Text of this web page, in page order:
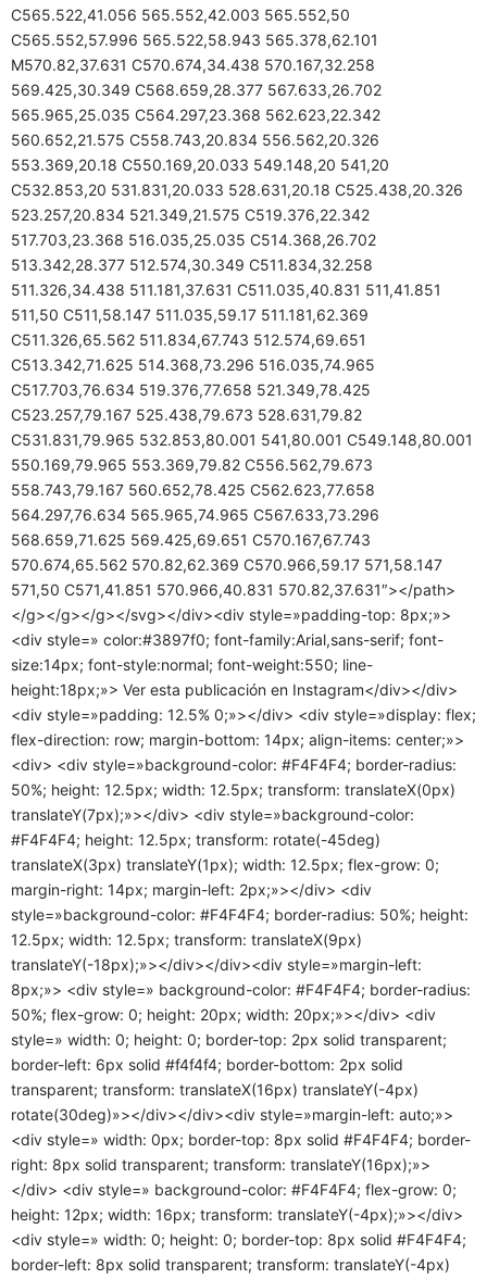
C565.522,41.056 565.552,42.003 565.552,50
C565.552,57.996 565.522,58.943 565.378,62.101
M570.82,37.631 C570.674,34.438 570.167,32.258
569.425,30.349 C568.659,28.377 567.633,26.702
565.965,25.035 C564.297,23.368 562.623,22.342
560.652,21.575 C558.743,20.834 556.562,20.326
553.369,20.18 C550.169,20.033 549.148,20 541,20
C532.853,20 531.831,20.033 528.631,20.18 C525.438,20.326
523.257,20.834 521.349,21.575 C519.376,22.342
517.703,23.368 516.035,25.035 C514.368,26.702
513.342,28.377 512.574,30.349 C511.834,32.258
511.326,34.438 511.181,37.631 C511.035,40.831 511,41.851
511,50 C511,58.147 511.035,59.17 511.181,62.369
C511.326,65.562 511.834,67.743 512.574,69.651
C513.342,71.625 514.368,73.296 516.035,74.965
C517.703,76.634 519.376,77.658 521.349,78.425
C523.257,79.167 525.438,79.673 528.631,79.82
C531.831,79.965 532.853,80.001 541,80.001 C549.148,80.001
550.169,79.965 553.369,79.82 C556.562,79.673
558.743,79.167 560.652,78.425 C562.623,77.658
564.297,76.634 565.965,74.965 C567.633,73.296
568.659,71.625 569.425,69.651 C570.167,67.743
570.674,65.562 570.82,62.369 C570.966,59.17 571,58.147
571,50 C571,41.851 570.966,40.831 570.82,37.631″></path>
</g></g></g></svg></div><div style=»padding-top: 8px;»>
<div style=» color:#3897f0; font-family:Arial,sans-serif; font-
size:14px; font-style:normal; font-weight:550; line-
height:18px;»> Ver esta publicación en Instagram</div></div>
<div style=»padding: 12.5% 0;»></div> <div style=»display: flex;
flex-direction: row; margin-bottom: 14px; align-items: center;»>
<div> <div style=»background-color: #F4F4F4; border-radius:
50%; height: 12.5px; width: 12.5px; transform: translateX(0px)
translateY(7px);»></div> <div style=»background-color:
#F4F4F4; height: 12.5px; transform: rotate(-45deg)
translateX(3px) translateY(1px); width: 12.5px; flex-grow: 0;
margin-right: 14px; margin-left: 2px;»></div> <div
style=»background-color: #F4F4F4; border-radius: 50%; height:
12.5px; width: 12.5px; transform: translateX(9px)
translateY(-18px);»></div></div><div style=»margin-left:
8px;»> <div style=» background-color: #F4F4F4; border-radius:
50%; flex-grow: 0; height: 20px; width: 20px;»></div> <div
style=» width: 0; height: 0; border-top: 2px solid transparent;
border-left: 6px solid #f4f4f4; border-bottom: 2px solid
transparent; transform: translateX(16px) translateY(-4px)
rotate(30deg)»></div></div><div style=»margin-left: auto;»>
<div style=» width: 0px; border-top: 8px solid #F4F4F4; border-
right: 8px solid transparent; transform: translateY(16px);»>
</div> <div style=» background-color: #F4F4F4; flex-grow: 0;
height: 12px; width: 16px; transform: translateY(-4px);»></div>
<div style=» width: 0; height: 0; border-top: 8px solid #F4F4F4;
border-left: 8px solid transparent; transform: translateY(-4px)